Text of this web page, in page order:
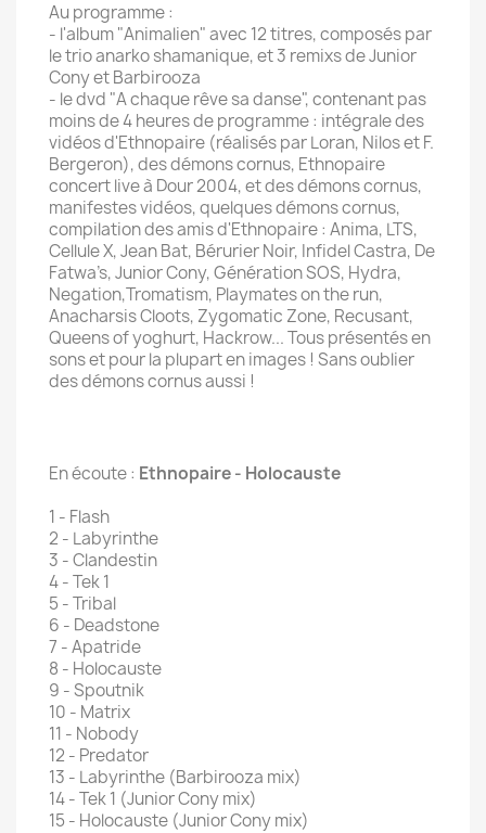
Au programme :
- l'album "Animalien" avec 12 titres, composés par
le trio anarko shamanique, et 3 remixs de Junior
Cony et Barbirooza
- le dvd "A chaque rêve sa danse", contenant pas
moins de 4 heures de programme : intégrale des
vidéos d'Ethnopaire (réalisés par Loran, Nilos et F.
Bergeron), des démons cornus, Ethnopaire
concert live à Dour 2004, et des démons cornus,
manifestes vidéos, quelques démons cornus,
compilation des amis d'Ethnopaire : Anima, LTS,
Cellule X, Jean Bat, Bérurier Noir, Infidel Castra, De
Fatwa’s, Junior Cony, Génération SOS, Hydra,
Negation,Tromatism, Playmates on the run,
Anacharsis Cloots, Zygomatic Zone, Recusant,
Queens of yoghurt, Hackrow... Tous présentés en
sons et pour la plupart en images ! Sans oublier
des démons cornus aussi !
En écoute : Ethnopaire - Holocauste
1 - Flash
2 - Labyrinthe
3 - Clandestin
4 - Tek 1
5 - Tribal
6 - Deadstone
7 - Apatride
8 - Holocauste
9 - Spoutnik
10 - Matrix
11 - Nobody
12 - Predator
13 - Labyrinthe (Barbirooza mix)
14 - Tek 1 (Junior Cony mix)
15 - Holocauste (Junior Cony mix)